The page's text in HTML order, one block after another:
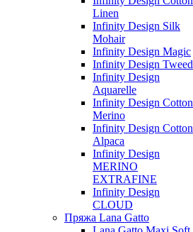
Linen
Infinity Design Silk
Mohair
Infinity Design Magic
Infinity Design Tweed
Infinity Design
Aquarelle
Infinity Design Cotton
Merino
Infinity Design Cotton
Alpaca
Infinity Design
MERINO
EXTRAFINE
Infinity Design
CLOUD
Пряжа Lana Gatto